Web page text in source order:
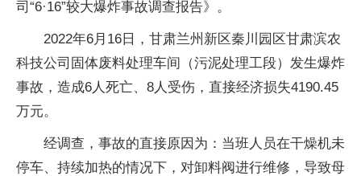
司“6·16”较大爆炸事故调查报告》。
2022年6月16日，甘肃兰州新区秦川园区甘肃滨农
科技公司固体废料处理车间（污泥处理工段）发生爆炸
事故，造成6人死亡、8人受伤，直接经济损失4190.45
万元。
经调查，事故的直接原因为：当班人员在干燥机未
停车、持续加热的情况下，对卸料阀进行维修，导致母